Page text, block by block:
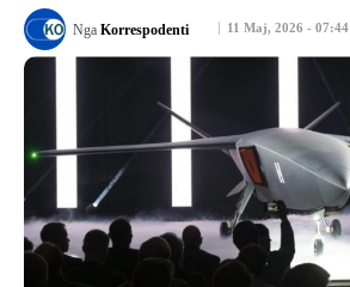
11 Maj, 2026 - 07:44
Nga Korrespodenti